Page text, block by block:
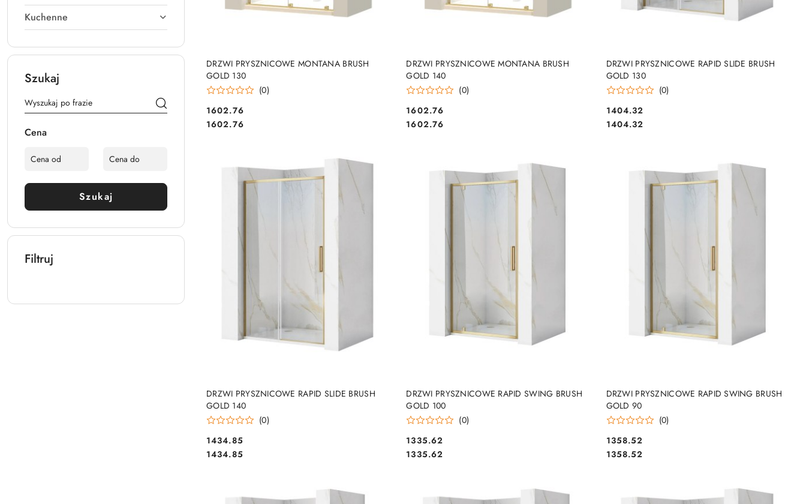
Kuchenne
Szukaj
Cena
Szukaj
Filtruj
DRZWI PRYSZNICOWE MONTANA BRUSH
GOLD 130
(0)
Cena:
1602.76
Cena:
1602.76
DO KOSZYKA
DRZWI PRYSZNICOWE MONTANA BRUSH
GOLD 140
(0)
Cena:
1602.76
Cena:
1602.76
DO KOSZYKA
DRZWI PRYSZNICOWE RAPID SLIDE BRUSH
GOLD 130
(0)
Cena:
1404.32
Cena:
1404.32
DO KOSZYKA
DRZWI PRYSZNICOWE RAPID SLIDE BRUSH
GOLD 140
(0)
Cena:
1434.85
Cena:
1434.85
DO KOSZYKA
DRZWI PRYSZNICOWE RAPID SWING BRUSH
GOLD 100
(0)
Cena:
1335.62
Cena:
1335.62
DO KOSZYKA
DRZWI PRYSZNICOWE RAPID SWING BRUSH
GOLD 90
(0)
Cena:
1358.52
Cena:
1358.52
DO KOSZYKA